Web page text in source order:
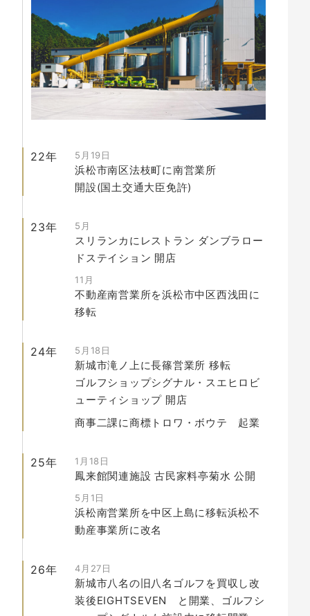
22年 5月19日
浜松市南区法枝町に南営業所
開設(国土交通大臣免許)
23年 5月
スリランカにレストラン ダンブラロー
ドステイション 開店
11月
不動産南営業所を浜松市中区西浅田に
移転
24年 5月18日
新城市滝ノ上に長篠営業所 移転
ゴルフショップシグナル・スエヒロビ
ューティショップ 開店
商事二課に商標 トロワ・ボウテ 起業
25年 1月18日
鳳来館関連施設 古民家料亭菊水 公開
5月1日
浜松南営業所を中区上島に移転浜松不
動産事業所に改名
26年 4月27日
新城市八名の旧八名ゴルフを買収し改
装後EIGHTSEVEN
と開業、ゴルフシ